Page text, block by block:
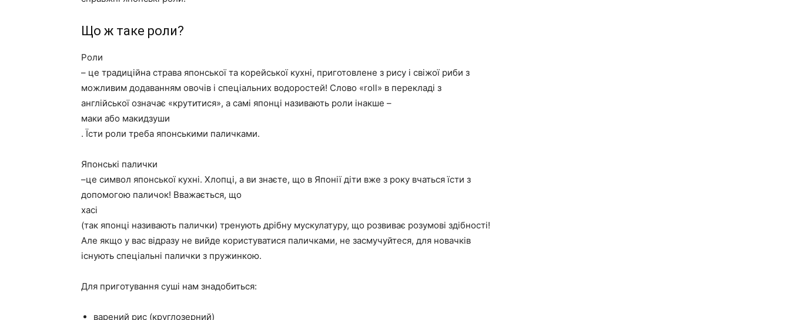
Що ж таке роли?
Роли
– це традиційна страва японської та корейської кухні, приготовлене з рису і свіжої риби з
можливим додаванням овочів і спеціальних водоростей! Слово «roll» в перекладі з
англійської означає «крутитися», а самі японці називають роли інакше –
маки або макидзуши
. Їсти роли треба японськими паличками.
Японські палички
–це символ японської кухні. Хлопці, а ви знаєте, що в Японії діти вже з року вчаться їсти з
допомогою паличок! Вважається, що
хасі
(так японці називають палички) тренують дрібну мускулатуру, що розвиває розумові здібності!
Але якщо у вас відразу не вийде користуватися паличками, не засмучуйтеся, для новачків
існують спеціальні палички з пружинкою.
Для приготування суші нам знадобиться:
варений рис (круглозерний)